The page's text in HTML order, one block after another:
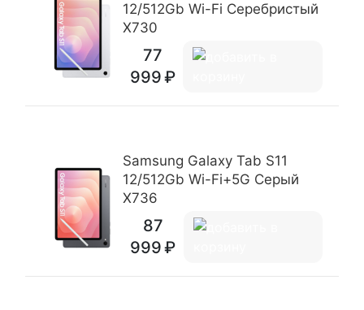
12/512Gb Wi-Fi Серебристый
X730
77
999
Samsung Galaxy Tab S11
12/512Gb Wi-Fi+5G Серый
X736
87
999